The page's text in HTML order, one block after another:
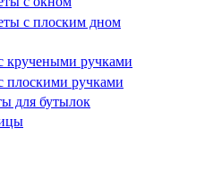
с плоским дном
кручеными ручками
плоскими ручками
для бутылок